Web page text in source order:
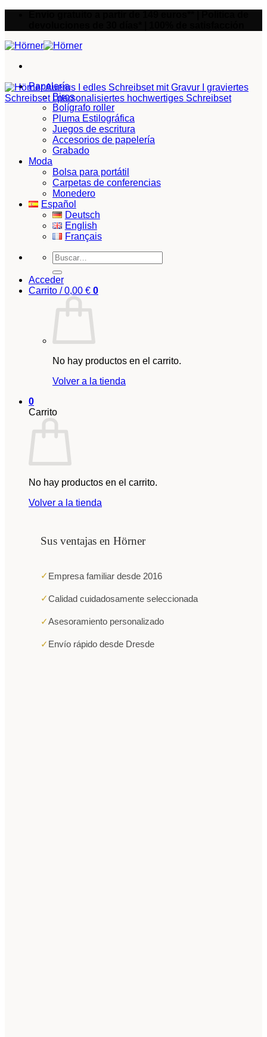
Papelería
Biros
Bolígrafo roller
Pluma Estilográfica
Juegos de escritura
Accesorios de papelería
Grabado
Moda
Bolsa para portátil
Carpetas de conferencias
Monedero
Español
Deutsch
English
Français
Buscar
por:
Acceder
Carrito /0,00 € 0
No hay productos en el carrito.
Volver a la tienda
0
Carrito
No hay productos en el carrito.
Volver a la tienda
Sus ventajas en Hörner
✓ Empresa familiar desde 2016
✓Calidad cuidadosamente seleccionada
✓Asesoramiento personalizado
✓ Envío rápido desde Dresde